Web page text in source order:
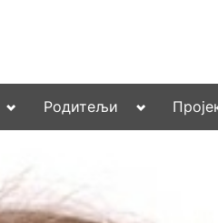
Toggle
menu
Родитељи
Toggle
menu